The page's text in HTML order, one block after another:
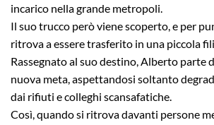
incarico nella grande metropoli.
Il suo trucco però viene scoperto, e per
ritrova a essere trasferito in una piccola
Rassegnato al suo destino, Alberto parte
nuova meta, aspettandosi soltanto
dai rifiuti e colleghi scansafatiche.
Così, quando si ritrova davanti persone